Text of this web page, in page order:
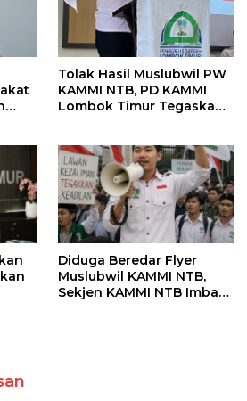
Tolak Hasil Muslubwil PW
KAMMI NTB, PD KAMMI
Lombok Timur Tegaskan
Diduga Beredar Flyer
Muslubwil KAMMI NTB,
Sekjen KAMMI NTB Imbau